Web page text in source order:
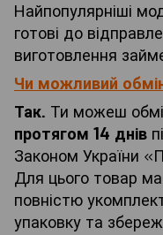
Найпопулярніші
готові до
виготовлення
Чи можливий
Так. Ти можеш
протягом 14 днів
Законом України
Для цього товар
повністю
упаковку та